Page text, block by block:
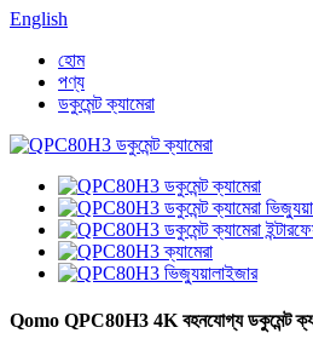
English
হোম
পণ্য
ডকুমেন্ট ক্যামেরা
Qomo QPC80H3 4K বহনযোগ্য ডকুমেন্ট